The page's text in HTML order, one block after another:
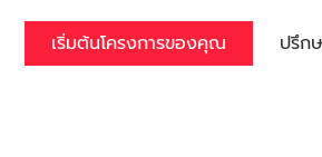
เริ่มต้นโครงการของคุณ ปรึก